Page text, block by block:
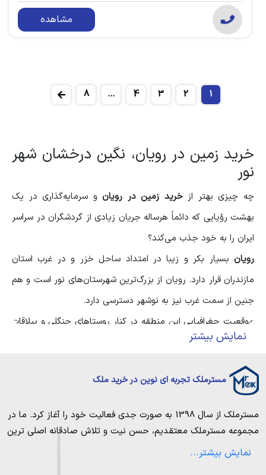
مشاهده
1
2
3
4
...
8
خرید زمین در رویان، نگین درخشان شهر
نور
چه چیزی بهتر ازخرید زمین در رویانو سرمایه‌گذاری در یک
بهشت رؤیایی که دائماً هرساله جریان زیادی از گردشگران در سراسر
ایران را به خود جذب می‌کند؟
رویان بسیار بکر و زیبا در امتداد ساحل خزر و در غرب استان
مازندران قرار دارد. رویان از بزرگ‌ترین شهرستان‌های نور است و هم
جنین از سمت غرب نیز به نوشهر دسترسی دارد.
موقعیت جغرافیایی این منطقه در کنار روستاهای جنگلی و ییلاقات
و جنگل‌های انبوه و زیبا و هم‌چنین قرار گرفتن در خط ساحلی،
رویان را به نگین ارزشمندی جهت سرمایه‌گذاری تبدیل کرده است.
وقتی نوبت به اولین قدم هدف‌گذاری برای
دشوار باشد.
به‌عنوان نقطه شروع، توصیه می‌شود منطقه‌ای را که می‌خواهید
نمایش بیشتر
مسترملک تجربه ای نوین در خرید ملک
مسترملک
از سال 1398 به صورت جدی فعالیت خود را آغاز کرد. ما در
مجموعه مسترملک معتقدیم، حسن نیت و تلاش صادقانه اصلی ترین
عامل پیروزی و موفقیت در حوزه املاک بوده و از این رو تمام مساعی
نمایش بیشتر...